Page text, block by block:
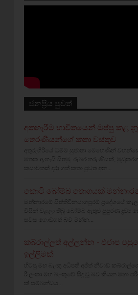
ජනප්‍රිය පුවත්
අතහැරීම භාවිතයෙන් ඔප්පු කළ
තෙරණියන්ගේ කතා වස්‌තුව
අතුරුගිරියේ ධම්ම සුජාතා මෙහෙණින්
මතක ඇතැයි සිතමු. රූබර තරුණියක්‌,
කසාවතක්‌ දරා ගත් කතා පුවත අන...
කොටි බෝම්බ තොගයක්
මන්නාරමේ සිත්තිවිනයාගපුරම් ප්‍රදේශයේ
විසින් වළලා තිබූ බෝම්බ ඇතුළු පුපුරණ ද්‍රව්‍ය
සවස ගොඩගත් බව මන්න...
කබ්රාල්ලුත් අල්ලන්න - එජාප
ඉල්ලීමක්
හිටපු මහ බැංකු අධිපති අජිත් නිවාඩ්
රී ලංකා මහ බැංකුවේ සිදු වූ බව කියන මහා
ක් සම්බන්ධය...